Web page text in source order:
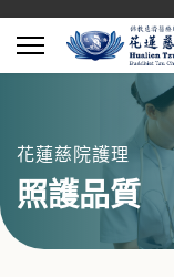
花蓮慈院護理
照護品質